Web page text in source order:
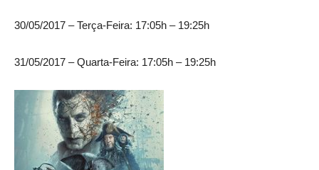
30/05/2017 – Terça-Feira: 17:05h – 19:25h
31/05/2017 – Quarta-Feira: 17:05h – 19:25h